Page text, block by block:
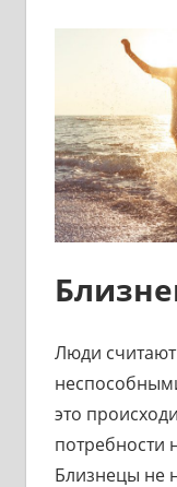
Люди
это
потребности
Близнецы не